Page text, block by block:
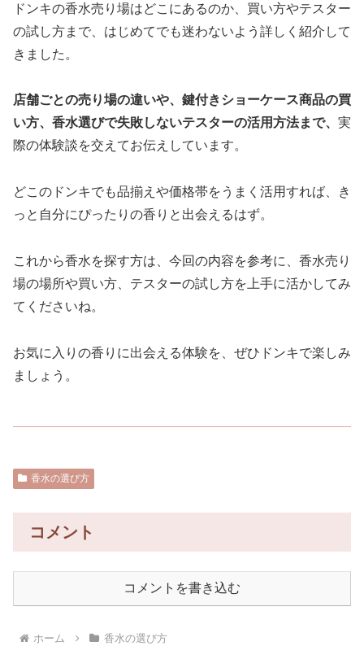
ドンキの香水売り場はどこにあるのか、買い方やテスター
の試し方まで、はじめてでも迷わないよう詳しく紹介して
きました。
店舗ごとの売り場の違いや、鍵付きショーケース商品の買
い方、香水選びで失敗しないテスターの活用方法まで、 実
際の体験談を交えてお伝えしています。
どこのドンキでも品揃えや価格帯をうまく活用すれば、き
っと自分にぴったりの香りと出会えるはず。
これから香水を探す方は、今回の内容を参考に、香水売り
場の場所や買い方、テスターの試し方を上手に活かしてみ
てくださいね。
お気に入りの香りに出会える体験を、ぜひドンキで楽しみ
ましょう。
香水の選び方
コメント
コメントを書き込む
ホーム 香水の選び方